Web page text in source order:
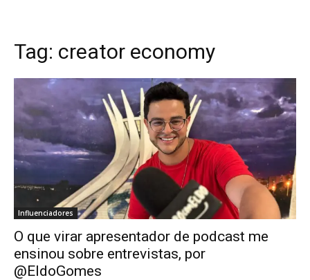
Tag: creator economy
Influenciadores
O que virar apresentador de podcast me
ensinou sobre entrevistas, por
@EldoGomes